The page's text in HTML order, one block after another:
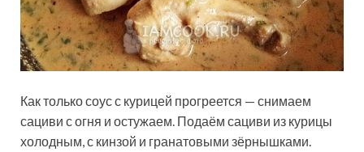
Как только соус с курицей прогреется — снимаем
сациви с огня и остужаем. Подаём сациви из курицы
холодным, с кинзой и гранатовыми зёрнышками.